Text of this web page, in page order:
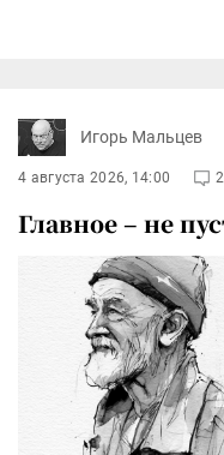
Игорь Мальцев
4 августа 2026, 14:00
Главное – не